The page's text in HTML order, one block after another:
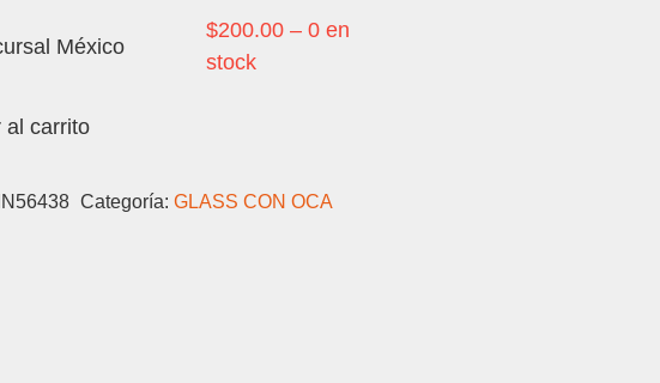
México
$200.00– 0 en
stock
al carrito
Categoría:GLASS CON OCA